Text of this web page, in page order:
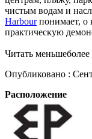
чистым водам и
Harbourпонимает, о
практическую
Читать меньшеболее
Опубликовано :
Расположение